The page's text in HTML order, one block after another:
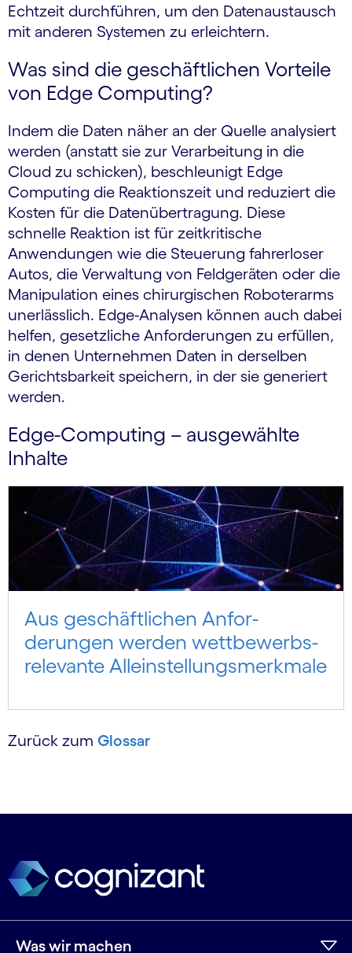
Echtzeit durchführen, um den Datenaustausch
mit anderen Systemen zu erleichtern.
Was sind die geschäftlichen Vorteile
von Edge Computing?
Indem die Daten näher an der Quelle analysiert
werden (anstatt sie zur Verarbeitung in die
Cloud zu schicken), beschleunigt Edge
Computing die Reaktionszeit und reduziert die
Kosten für die Datenübertragung. Diese
schnelle Reaktion ist für zeitkritische
Anwendungen wie die Steuerung fahrerloser
Autos, die Verwaltung von Feldgeräten oder die
Manipulation eines chirurgischen Roboterarms
unerlässlich. Edge-Analysen können auch dabei
helfen, gesetzliche Anforderungen zu erfüllen,
in denen Unternehmen Daten in derselben
Gerichtsbarkeit speichern, in der sie generiert
werden.
Edge-Computing – ausgewählte
Inhalte
Aus geschäft­lichen Anfor­
derungen werden wett­bewerbs­
relevante Allein­stellungs­merkmale
Zurück zum Glossar
Was wir machen